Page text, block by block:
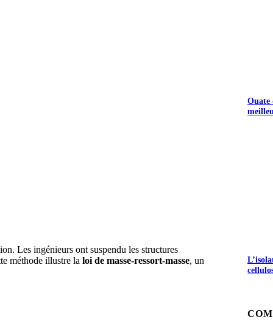
Les ingénieurs ont suspendu les structures
méthode illustre la loi de masse-ressort-masse, un
Ouate